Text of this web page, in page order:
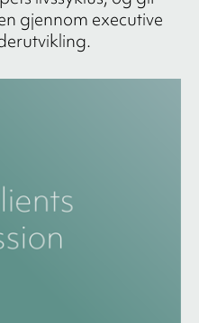
gjennom executive